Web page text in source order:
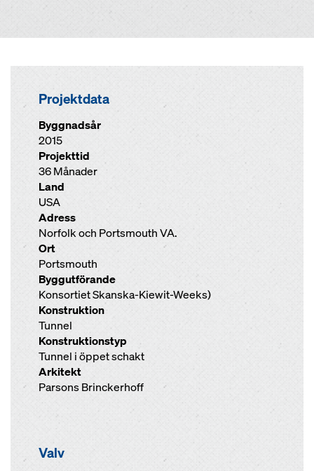
Projektdata
Byggnadsår
2015
Projekttid
36 Månader
Land
USA
Adress
Norfolk och Portsmouth VA.
Ort
Portsmouth
Byggutförande
Konsortiet Skanska-Kiewit-Weeks)
Konstruktion
Tunnel
Konstruktionstyp
Tunnel i öppet schakt
Arkitekt
Parsons Brinckerhoff
Valv